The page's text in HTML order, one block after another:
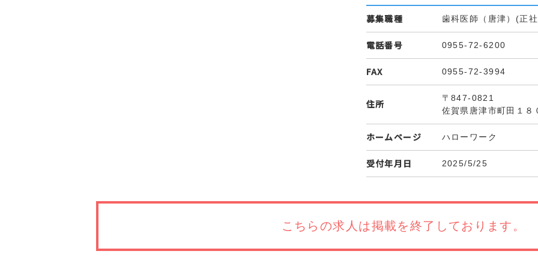
募集職種 歯科医師（唐津）(正
電話番号 0955-72-6200
FAX 0955-72-3994
住所
〒847-0821
佐賀県唐津市町田１８
ホームページ ハローワーク
受付年月日 2025/5/25
こちらの求人は掲載を終了しております。